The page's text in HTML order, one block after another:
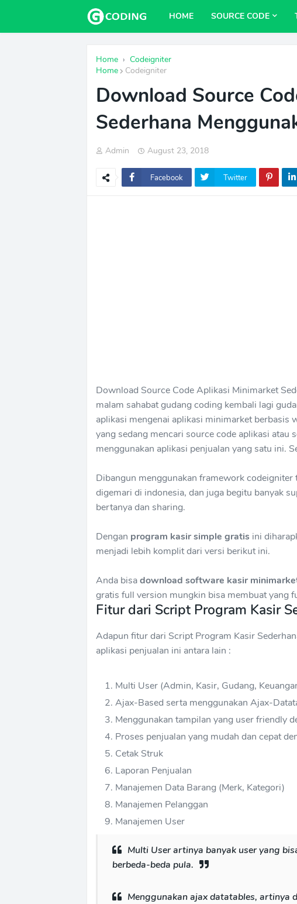
HOME SOURCE CODE
Home › Codeigniter
Home
Codeigniter
Download Source
Sederhana
Admin August 23, 2018
Facebook Twitter
Download Source Code Aplikasi Minimarket
malam sahabat gudang coding kembali lagi
aplikasi mengenai aplikasi minimarket berbasis
yang sedang mencari source code aplikasi atau
menggunakan aplikasi penjualan yang satu ini.
Dibangun menggunakan framework
digemari di indonesia, dan juga begitu banyak
bertanya dan sharing.
Dengan program kasir simple gratis ini
menjadi lebih komplit dari versi berikut ini.
Anda bisadownload software kasir
gratis full version mungkin bisa membuat yang
Fitur dari Script Program Kasir
Adapun fitur dari Script Program Kasir
aplikasi penjualan ini antara lain :
Multi User (Admin, Kasir, Gudang,
Ajax-Based serta menggunakan Ajax-
Menggunakan tampilan yang user friendly
Proses penjualan yang mudah dan cepat
Cetak Struk
Laporan Penjualan
Manajemen Data Barang (Merk, Kategori)
Manajemen Pelanggan
Manajemen User
Multi User artinya banyak user yang
berbeda-beda pula.
Menggunakan ajax datatables, artinya